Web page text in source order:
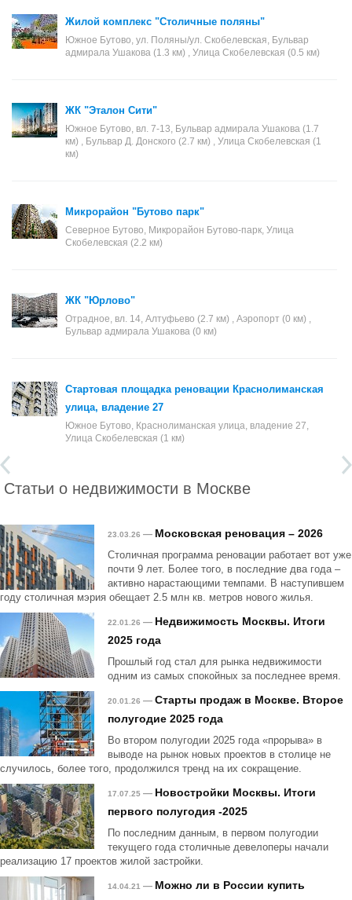
Жилой комплекс "Столичные поляны"
Южное Бутово, ул. Поляны/ул. Скобелевская, Бульвар
адмирала Ушакова (1.3 км) , Улица Скобелевская (0.5 км)
ЖК "Эталон Сити"
Южное Бутово, вл. 7-13, Бульвар адмирала Ушакова (1.7
км) , Бульвар Д. Донского (2.7 км) , Улица Скобелевская (1
км)
Микрорайон "Бутово парк"
Северное Бутово, Микрорайон Бутово-парк, Улица
Скобелевская (2.2 км)
ЖК "Юрлово"
Отрадное, вл. 14, Алтуфьево (2.7 км) , Аэропорт (0 км) ,
Бульвар адмирала Ушакова (0 км)
Стартовая площадка реновации Краснолиманская
улица, владение 27
Южное Бутово, Краснолиманская улица, владение 27,
Улица Скобелевская (1 км)
Статьи о недвижимости в Москве
23.03.26 — Московская реновация – 2026
Столичная программа реновации работает вот уже
почти 9 лет. Более того, в последние два года –
активно нарастающими темпами. В наступившем
году столичная мэрия обещает 2.5 млн кв. метров нового жилья.
22.01.26 — Недвижимость Москвы. Итоги
2025 года
Прошлый год стал для рынка недвижимости
одним из самых спокойных за последнее время.
20.01.26 — Старты продаж в Москве. Второе
полугодие 2025 года
Во втором полугодии 2025 года «прорыва» в
выводе на рынок новых проектов в столице не
случилось, более того, продолжился тренд на их сокращение.
17.07.25 — Новостройки Москвы. Итоги
первого полугодия -2025
По последним данным, в первом полугодии
текущего года столичные девелоперы начали
реализацию 17 проектов жилой застройки.
14.04.21 — Можно ли в России купить